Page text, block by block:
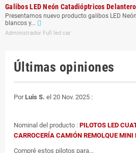
Galibos LED Neón Catadióptricos
Presentamos nuevo producto galibos LED
blancos y...
Administrador Full led car
Últimas opiniones
PorLuis S. el 20 Nov. 2025 :
Nominal del producto : PILOTOS LED
CARROCERÍA CAMIÓN REMOLQUE MINI
Compré estos pilotos para...